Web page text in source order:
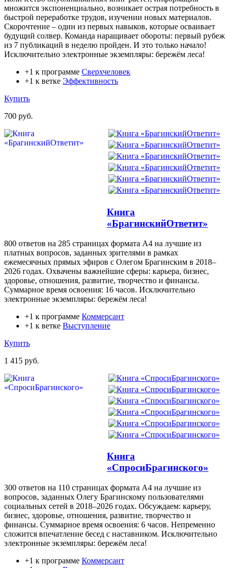
множится экспоненциально, возникает острая потребность в
быстрой переработке трудов, изучении новых материалов.
Скорочтение – один из первых навыков, которые осваивает
будущий солвер. Команда наращивает обороты: первый рубеж
из 7 публикаций в неделю пройден. И это только начало!
Исключительно электронные экземпляры: бережём леса!
+1 к программе Сверхчеловек
+1 к ветке Эффективность
Купить
700 руб.
Книга
«БрагинскийОтветит»
800 ответов на 285 страницах формата А4 на лучшие из
платных вопросов, заданных зрителями в рамках
ежемесячных прямых эфиров с Олегом Брагинским в 2018–
2026 годах. Охвачены важнейшие сферы: карьера, бизнес,
здоровье, отношения, развитие, творчество и финансы.
Суммарное время освоения: 16 часов. Исключительно
электронные экземпляры: бережём леса!
+1 к программе Коммерсант
+1 к ветке Выступление
Купить
1 415 руб.
Книга
«СпросиБрагинского»
300 ответов на 110 страницах формата А4 на лучшие из
вопросов, заданных Олегу Брагинскому пользователями
социальных сетей в 2018–2026 годах. Обсуждаем: карьеру,
бизнес, здоровье, отношения, развитие, творчество и
финансы. Суммарное время освоения: 6 часов. Непременно
сложится впечатление бесед с наставником. Исключительно
электронные экземпляры: бережём леса!
+1 к программе Коммерсант